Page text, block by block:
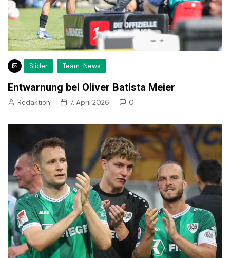
Slider Team-News
Entwarnung bei Oliver Batista Meier
Redaktion 7. April 2026 0